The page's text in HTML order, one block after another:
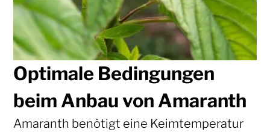
Optimale Bedingungen
beim Anbau von Amaranth
Amaranth benötigt eine Keimtemperatur